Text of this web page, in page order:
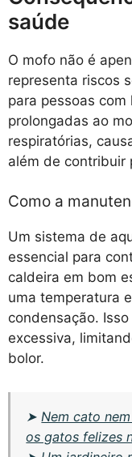
saúde
O mofo não é
representa riscos
para pessoas com
prolongadas ao
respiratórias,
além de contribuir
Como a
Um sistema de
essencial para
caldeira em bom
uma temperatura
condensação.
excessiva,
bolor.
➤ Nem cato
os gatos felizes